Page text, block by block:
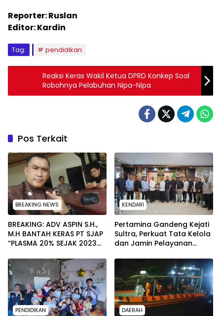
Reporter: Ruslan
Editor: Kardin
Tag: pendidikan
Reaksi Keras Wakil Ketua DPRD Konkep Soal
Robohnya Pelabuhan Nipa-Nipa
Pos Terkait
BREAKING NEWS
BREAKING: ADV ASPIN S.H.,
M.H BANTAH KERAS PT SJAP
“PLASMA 20% SEJAK 2023
WARGA WAWOONE!
KENDARI
Pertamina Gandeng Kejati
Sultra, Perkuat Tata Kelola
dan Jamin Pelayanan
PENDIDIKAN DAERAH